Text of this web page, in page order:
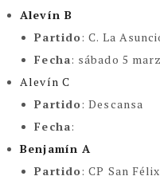
Alevín B
Partido:C. La
Fecha: sábado 5
Alevín C
Partido:Descansa
Fecha:
Benjamín A
Partido:CP San